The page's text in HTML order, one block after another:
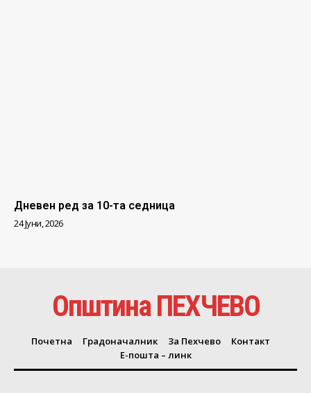
Дневен ред за 10-та седница
24 Јуни, 2026
Општина ПЕХЧЕВО
Почетна Градоначалник За Пехчево
Контакт
Е-пошта – линк